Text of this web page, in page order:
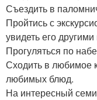
Съездить в
Пройтись с
увидеть его
Прогуляться по
Сходить в любимое
любимых блюд.
На интересный